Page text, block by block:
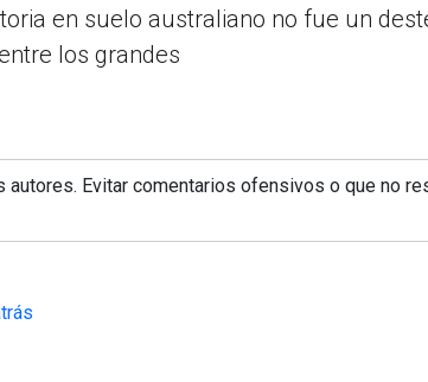
en suelo australiano no fue un
los grandes
Evitar comentarios ofensivos o que no